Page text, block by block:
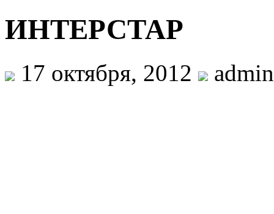
ИНТЕРСТАР
17 октября, 2012 admin